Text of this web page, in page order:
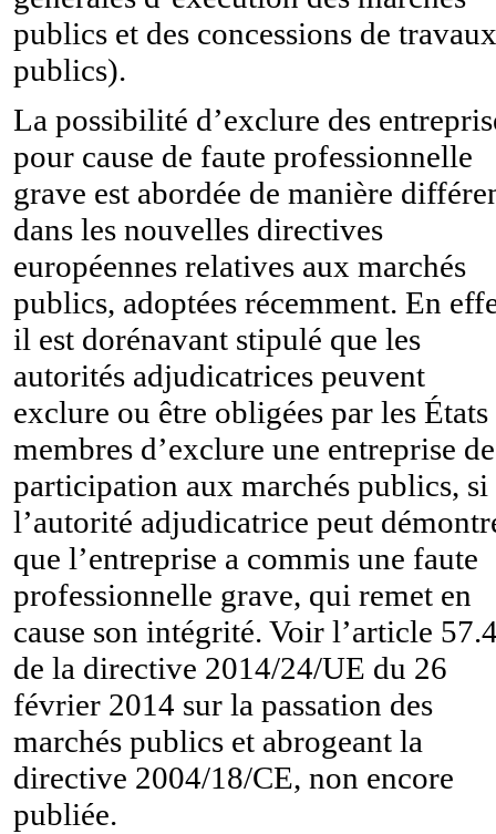
publics et des concessions de travaux
publics).
La possibilité d’exclure des
pour cause de faute professionnelle
grave est abordée de manière
dans les nouvelles directives
européennes relatives aux marchés
publics, adoptées récemment. En
il est dorénavant stipulé que les
autorités adjudicatrices peuvent
exclure ou être obligées par les États
membres d’exclure une entreprise
participation aux marchés publics, si
l’autorité adjudicatrice peut
que l’entreprise a commis une faute
professionnelle grave, qui remet en
cause son intégrité. Voir l’article
de la directive 2014/24/UE du 26
février 2014 sur la passation des
marchés publics et abrogeant la
directive 2004/18/CE, non encore
publiée.